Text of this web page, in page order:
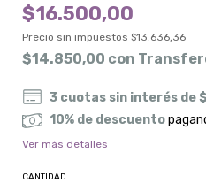
$16.500,00
Precio sin impuestos $13.636,36
$14.850,00 con
3 cuotas sin interés de
10% de descuento
Ver más detalles
CANTIDAD